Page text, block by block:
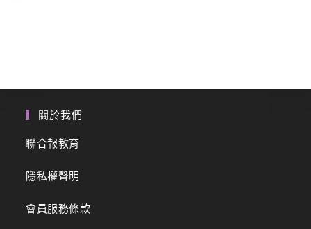
關於我們
聯合報教育
隱私權聲明
會員服務條款